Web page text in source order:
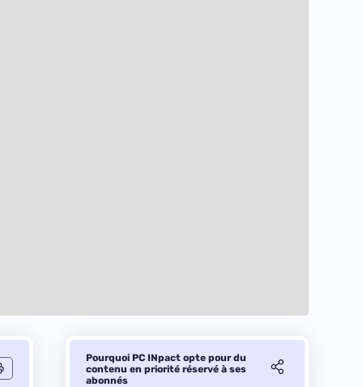
Pourquoi PC INpact opte pour du
contenu en priorité réservé à ses
abonnés